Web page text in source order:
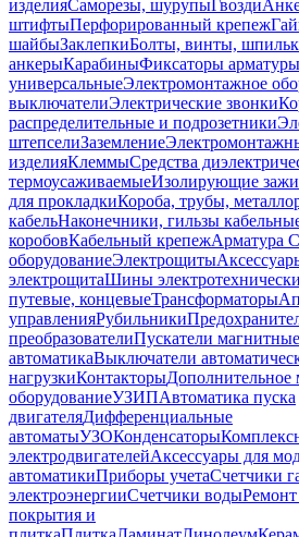
изделияСаморезы, шурупыГвозди
штифтыПерфорированный крепеж
шайбыЗаклепкиБолты, винты,
анкерыКарабиныФиксаторы арматуры
универсальныеЭлектромонтажное
выключателиЭлектрические звонки
распределительные и подрозетники
штепселиЗаземление
изделияКлеммыСредства
термоусаживаемыеИзолирующие
для прокладкиКороба, трубы,
кабельНаконечники, гильзы
коробовКабельный крепежАрматура
оборудованиеЭлектрощиты
электрощитаШины
путевые, концевыеТрансформаторы
управленияРубильники
преобразователиПускатели магнитные
автоматикаВыключатели
нагрузкиКонтакторыДополнительное
оборудованиеУЗИПАвтоматика пуска
двигателяДифференциальные
автоматыУЗОКонденсаторы
электродвигателейАксессуары для
автоматикиПриборы учетаСчетчики
электроэнергииСчетчики водыРемонт
покрытия и